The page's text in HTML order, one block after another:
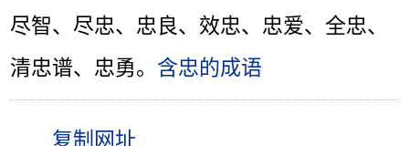
尽智、尽忠、忠良、效忠、忠爱、全忠、
清忠谱、忠勇。 含忠的成语